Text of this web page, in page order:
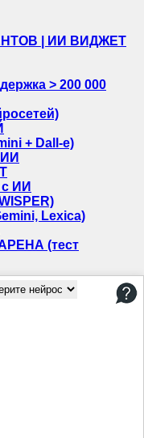
| ИИ ВИДЖЕТ
> 200 000
+ Dall-e)
ИИ
Lexica)
(тест